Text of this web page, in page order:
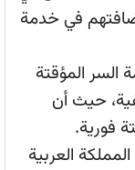
في خدمة
المؤقتة
حيث أن
فورية.
العربية